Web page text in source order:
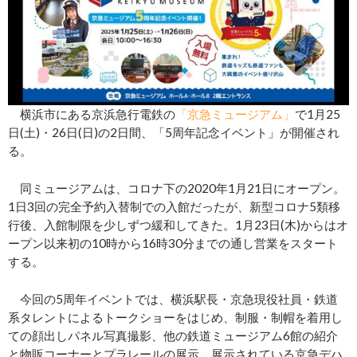
横浜市にある京浜急行電鉄の 「京急ミュージアム」 で1月25
日(土)・26日(日)の2日間、「5周年記念イベント」が開催され
る。
同ミュージアムは、コロナ下の2020年1月21日にオープン。
1日3回の完全予約入替制での入館だったが、新型コロナ5類移
行後、入館制限を少しずつ緩和してきた。1月23日(木)からはオ
ープン以来初の10時から16時30分までの通し営業をスタート
する。
今回の5周年イベントでは、横浜駅長・京急現役社員・鉄道
系タレントによるトークショーをはじめ、制服・制帽を着用し
ての顔出しパネル写真撮影、他の鉄道ミュージアム6館の紹介